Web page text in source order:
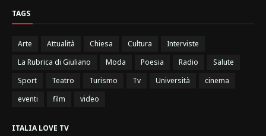
TAGS
Arte Attualità Chiesa Cultura
Interviste
La Rubrica di Giuliano
Moda Poesia Radio
Salute
Sport
Teatro Turismo Tv Università
cinema
eventi
film video
ITALIA LOVE TV